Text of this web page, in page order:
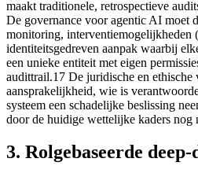
maakt traditionele, retrospectieve
De governance voor agentic AI moet
monitoring, interventiemogelijkheden
identiteitsgedreven aanpak waarbij
een unieke entiteit met eigen
audittrail.17 De juridische en ethische
aansprakelijkheid, wie is
systeem een schadelijke beslissing
door de huidige wettelijke kaders nog
3. Rolgebaseerde deep-